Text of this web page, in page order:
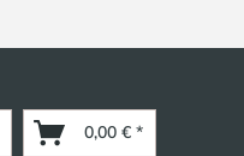
0,00 € *